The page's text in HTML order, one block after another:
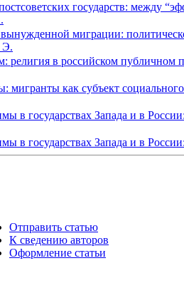
государств: между
миграции:
Э.
религия в российском публичном
мигранты как субъект
в государствах Запада и в
в государствах Запада и в
Отправить статью
К сведению авторов
Оформление статьи